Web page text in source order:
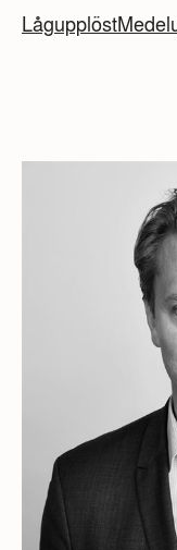
Lågupplöst